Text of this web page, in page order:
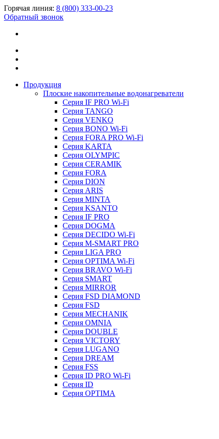
Горячая линия: 8 (800) 333-00-23
Обратный звонок
Продукция
Плоские накопительные водонагреватели
Серия IF PRO Wi-Fi
Серия TANGO
Серия VENKO
Серия BONO Wi-Fi
Серия FORA PRO Wi-Fi
Серия KARTA
Серия OLYMPIC
Серия CERAMIK
Серия FORA
Серия DION
Серия ARIS
Серия MINTA
Серия KSANTO
Серия IF PRO
Серия DOGMA
Серия DECIDO Wi-Fi
Серия M-SMART PRO
Серия LIGA PRO
Серия OPTIMA Wi-Fi
Серия BRAVO Wi-Fi
Серия SMART
Серия MIRROR
Серия FSD DIAMOND
Серия FSD
Серия MECHANIK
Серия OMNIA
Серия DOUBLE
Серия VICTORY
Серия LUGANO
Серия DREAM
Серия FSS
Серия ID PRO Wi-Fi
Серия ID
Серия OPTIMA